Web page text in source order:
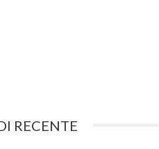
RECENTE